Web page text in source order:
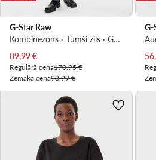
G-Star Raw
Kombinezons · Tumši zils · Gara
Pašreizējā cena
89,99€
Regulārā cena170,95 €
Zemākā cena98,99 €
G-